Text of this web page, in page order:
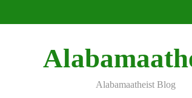
Alabamaatheist Blog